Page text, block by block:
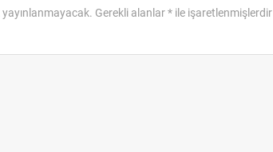
Gerekli alanlar* ile işaretlenmişlerdir